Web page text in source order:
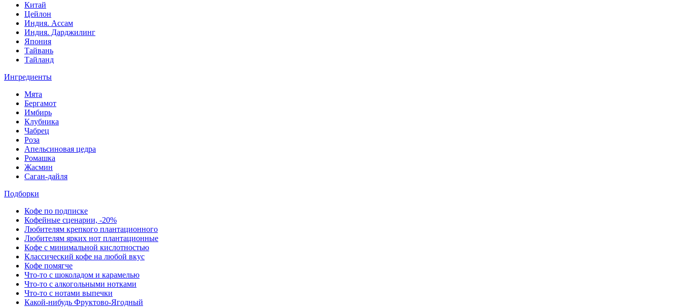
Китай
Цейлон
Индия. Ассам
Индия. Дарджилинг
Япония
Тайвань
Тайланд
Ингредиенты
Мята
Бергамот
Имбирь
Клубника
Чабрец
Роза
Апельсиновая цедра
Ромашка
Жасмин
Саган-дайля
Подборки
Кофе по подписке
Кофейные сценарии, -20%
Любителям крепкого плантационного
Любителям ярких нот плантационные
Кофе с минимальной кислотностью
Классический кофе на любой вкус
Кофе помягче
Что-то с шоколадом и карамелью
Что-то с алкогольными нотками
Что-то с нотами выпечки
Какой-нибудь Фруктово-Ягодный